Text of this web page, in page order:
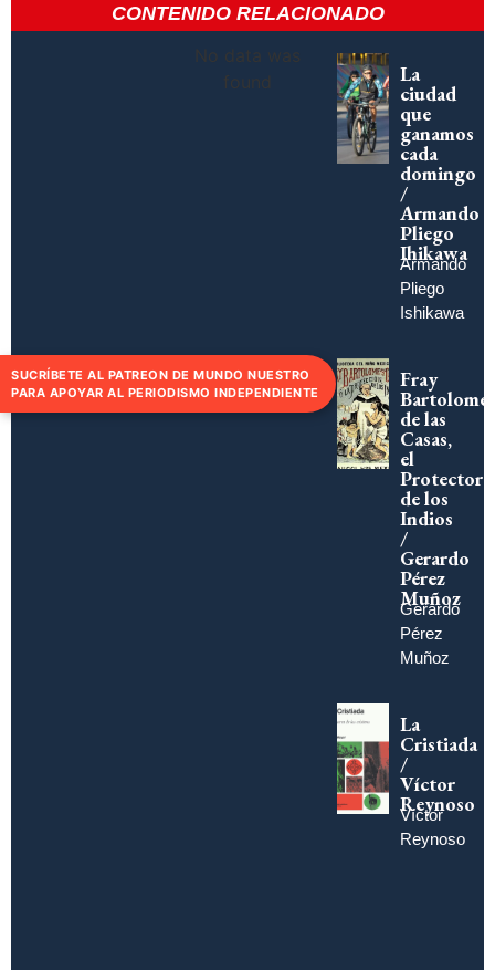
CONTENIDO RELACIONADO
No data was
found
La
ciudad
que
ganamos
cada
domingo
/
Armando
Pliego
Ihikawa
Armando
Pliego
Ishikawa
Fray
Bartolomé
de las
Casas,
el
Protector
de los
Indios
/
Gerardo
Pérez
Muñoz
Gerardo
Pérez
Muñoz
La
Cristiada
/
Víctor
Reynoso
Víctor
Reynoso
SUCRÍBETE AL PATREON DE MUNDO NUESTRO
PARA APOYAR AL PERIODISMO INDEPENDIENTE